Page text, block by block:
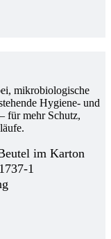
mikrobiologische
Hygiene- und
für mehr Schutz,
im Karton
1